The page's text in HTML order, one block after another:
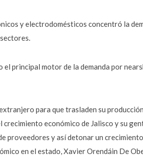
y electrodomésticos concentró la
principal motor de la demanda por
para que trasladen su
económico de Jalisco y su
proveedores y así detonar un
en el estado, Xavier Orendáin De